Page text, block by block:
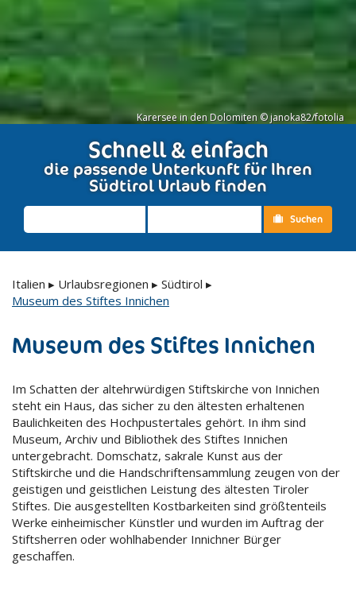
Karersee in den Dolomiten © janoka82/fotolia
Schnell & einfach
die passende Unterkunft für Ihren
Südtirol Urlaub finden
Suchen
Italien ▸ Urlaubsregionen ▸ Südtirol ▸
Museum des Stiftes Innichen
Museum des Stiftes Innichen
Im Schatten der altehrwürdigen Stiftskirche von Innichen
steht ein Haus, das sicher zu den ältesten erhaltenen
Baulichkeiten des Hochpustertales gehört. In ihm sind
Museum, Archiv und Bibliothek des Stiftes Innichen
untergebracht. Domschatz, sakrale Kunst aus der
Stiftskirche und die Handschriftensammlung zeugen von der
geistigen und geistlichen Leistung des ältesten Tiroler
Stiftes. Die ausgestellten Kostbarkeiten sind größtenteils
Werke einheimischer Künstler und wurden im Auftrag der
Stiftsherren oder wohlhabender Innichner Bürger
geschaffen.